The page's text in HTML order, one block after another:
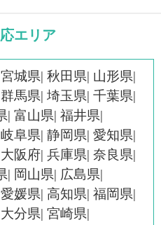
エリア
宮城県 秋田県 山形県
群馬県 埼玉県 千葉県
富山県 福井県
岐阜県 静岡県 愛知県
大阪府 兵庫県 奈良県
岡山県 広島県
愛媛県 高知県 福岡県
大分県 宮崎県